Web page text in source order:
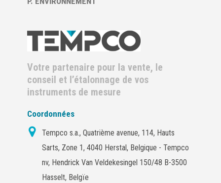
Votre partenaire pour la vente, le
conseil et l’étalonnage de vos
instruments de mesure
Coordonnées
Tempco s.a., Quatrième avenue, 114, Hauts
Sarts, Zone 1, 4040 Herstal, Belgique - Tempco
nv, Hendrick Van Veldekesingel 150/48 B-3500
Hasselt, Belgïe